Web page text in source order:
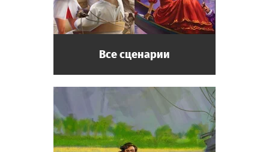
Все сценарии